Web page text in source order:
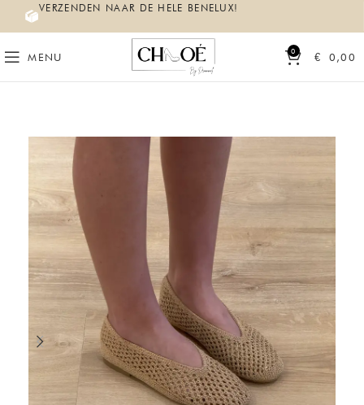
VERZENDEN NAAR DE HELE BENELUX!
MENU 0 € 0,00